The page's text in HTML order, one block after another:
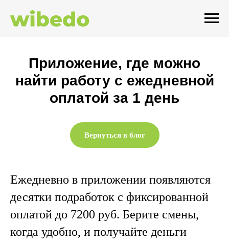
Приложение, где можно
найти работу с ежедневной
оплатой за 1 день
Вернуться в блог
Ежедневно в приложении появляются
десятки подработок с фиксированной
оплатой до 7200 руб. Берите смены,
когда удобно, и получайте деньги